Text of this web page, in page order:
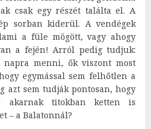
csak egy részét találta el. A
sorban kiderül. A vendégek
a füle mögött, vagy ahogy
a fején! Arról pedig tudjuk:
napra menni, ők viszont most
egymással sem felhőtlen a
azt sem tudják pontosan, hogy
titokban ketten is
– a Balatonnál?